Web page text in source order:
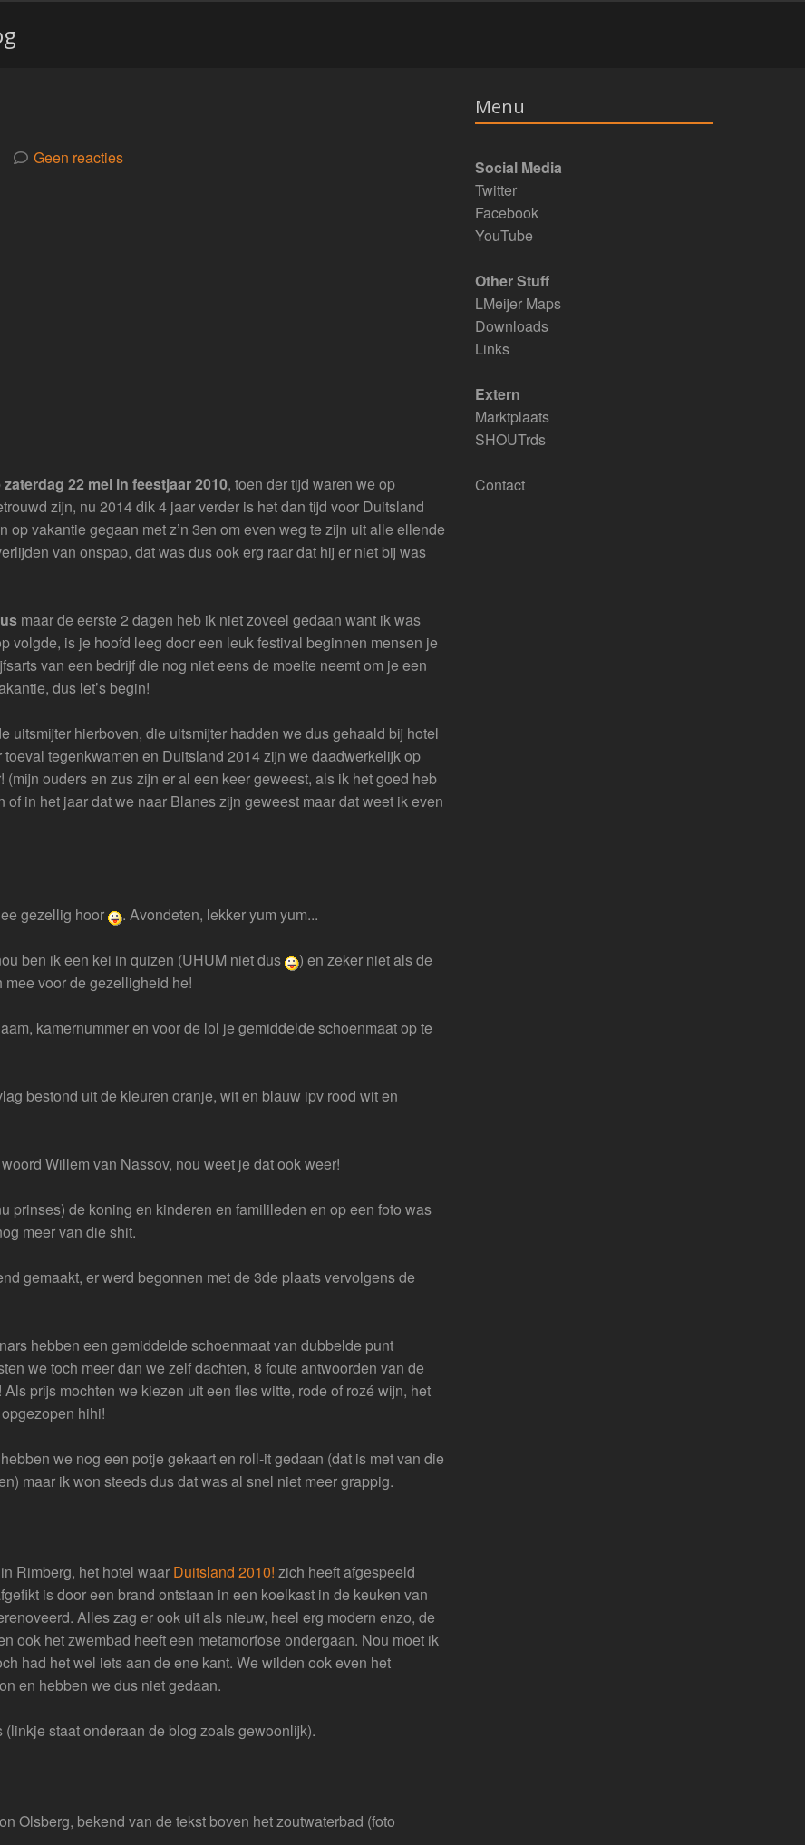
Geen reacties
zaterdag 22 mei in feestjaar 2010, toen der tijd waren we op
zijn, nu 2014 dik 4 jaar verder is het dan tijd voor Duitsland
vakantie gegaan met z’n 3en om even weg te zijn uit alle ellende
van onspap, dat was dus ook erg raar dat hij er niet bij was
maar de eerste 2 dagen heb ik niet zoveel gedaan want ik was
volgde, is je hoofd leeg door een leuk festival beginnen mensen je
van een bedrijf die nog niet eens de moeite neemt om je een
dus let’s begin!
uitsmijter hierboven, die uitsmijter hadden we dus gehaald bij hotel
tegenkwamen en Duitsland 2014 zijn we daadwerkelijk op
ouders en zus zijn er al een keer geweest, als ik het goed heb
in het jaar dat we naar Blanes zijn geweest maar dat weet ik even
gezellig hoor . Avondeten, lekker yum yum...
ben ik een kei in quizen (UHUM niet dus
) en zeker niet als de
voor de gezelligheid he!
kamernummer en voor de lol je gemiddelde schoenmaat op te
bestond uit de kleuren oranje, wit en blauw ipv rood wit en
Willem van Nassov, nou weet je dat ook weer!
prinses) de koning en kinderen en familileden en op een foto was
meer van die shit.
gemaakt, er werd begonnen met de 3de plaats vervolgens de
hebben een gemiddelde schoenmaat van dubbelde punt
we toch meer dan we zelf dachten, 8 foute antwoorden van de
prijs mochten we kiezen uit een fles witte, rode of rozé wijn, het
hihi!
we nog een potje gekaart en roll-it gedaan (dat is met van die
maar ik won steeds dus dat was al snel niet meer grappig.
Rimberg, het hotel waar Duitsland 2010! zich heeft afgespeeld
is door een brand ontstaan in een koelkast in de keuken van
Alles zag er ook uit als nieuw, heel erg modern enzo, de
ook het zwembad heeft een metamorfose ondergaan. Nou moet ik
had het wel iets aan de ene kant. We wilden ook even het
en hebben we dus niet gedaan.
(linkje staat onderaan de blog zoals gewoonlijk).
Olsberg, bekend van de tekst boven het zoutwaterbad (foto
Menu
Social Media
Twitter
Facebook
YouTube
Other Stuff
LMeijer Maps
Downloads
Links
Extern
Marktplaats
SHOUTrds
Contact